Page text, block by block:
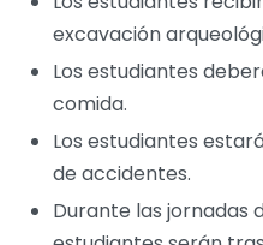
excavación
Los estudiantes
comida.
Los estudiantes
de accidentes.
Durante las jornadas